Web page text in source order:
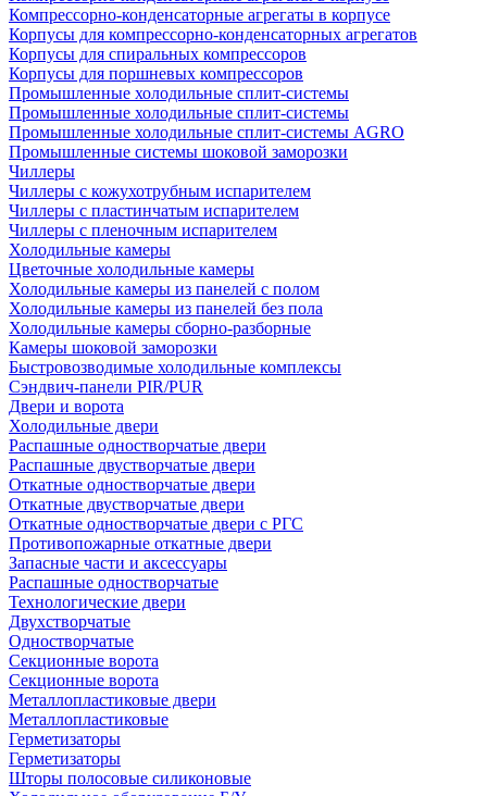
Компрессорно-конденсаторные агрегаты в корпусе
Корпусы для компрессорно-конденсаторных агрегатов
Корпусы для спиральных компрессоров
Корпусы для поршневых компрессоров
Промышленные холодильные сплит-системы
Промышленные холодильные сплит-системы
Промышленные холодильные сплит-системы AGRO
Промышленные системы шоковой заморозки
Чиллеры
Чиллеры с кожухотрубным испарителем
Чиллеры с пластинчатым испарителем
Чиллеры с пленочным испарителем
Холодильные камеры
Цветочные холодильные камеры
Холодильные камеры из панелей с полом
Холодильные камеры из панелей без пола
Холодильные камеры сборно-разборные
Камеры шоковой заморозки
Быстровозводимые холодильные комплексы
Сэндвич-панели PIR/PUR
Двери и ворота
Холодильные двери
Распашные одностворчатые двери
Распашные двустворчатые двери
Откатные одностворчатые двери
Откатные двустворчатые двери
Откатные одностворчатые двери с РГС
Противопожарные откатные двери
Запасные части и аксессуары
Распашные одностворчатые
Технологические двери
Двухстворчатые
Одностворчатые
Секционные ворота
Секционные ворота
Металлопластиковые двери
Металлопластиковые
Герметизаторы
Герметизаторы
Шторы полосовые силиконовые